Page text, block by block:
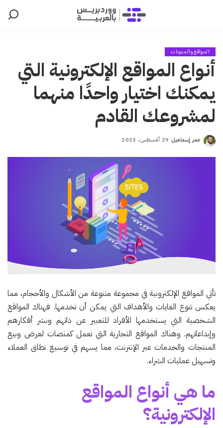
المواقع والمدونات
أنواع المواقع الإلكترونية التي
يمكنك اختيار واحدًا منهما
لمشروعك القادم
Posted
عمر إسماعيل 29 أغسطس، 2023
تأتي المواقع الإلكترونية في مجموعة متنوعة من الأشكال والأحجام، مما
يعكس تنوع الغايات والأهداف التي يمكن أن تخدمها. فهناك المواقع
الشخصية التي يستخدمها الأفراد للتعبير عن ذاتهم ونشر أفكارهم
وإبداعاتهم. وهناك المواقع التجارية التي تعمل كمنصات لعرض وبيع
المنتجات والخدمات عبر الإنترنت، مما يسهم في توسيع نطاق العملاء
وتسهيل عمليات الشراء.
ما هي أنواع المواقع
الإلكترونية؟